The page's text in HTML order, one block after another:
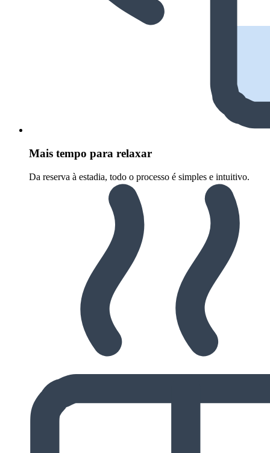
Mais tempo para relaxar
Da reserva à estadia, todo o processo é simples e intuitivo.